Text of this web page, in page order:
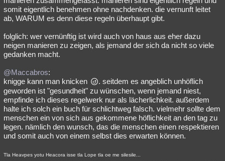
somit eigentlich benehmen ohne nachdenken. die vernunft leitet
ab, WARUM es denn diese regeln überhaupt gibt.
folglich: wer vernünftig ist wird auch von haus aus eher dazu
neigen manieren zu zeigen, als jemand der sich da nicht so viele
gedanken macht.
@Maccabros:
knigge kann man knicken
. seitdem es angeblich unhöflich
geworden ist "gesundheit" zu wünschen, wenn jemand niest,
empfinde ich dieses regelwerk nur als lächerlichkeit. außerdem
halte ich solch ein buch für schlichtweg falsch. vielmehr sollte dem
menschen ein von sich aus gekommene höflichkeit an den tag zu
legen. nämlich den wunsch, das die menschen einen respektieren
und somit auch von einem selbst dies erwarten können.
Tla Heavpes yotu Heacora isse tla Lope tla oe me silesile...